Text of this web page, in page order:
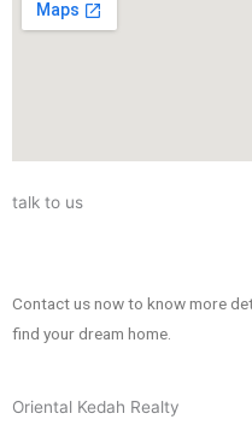
talk to us
Contact us now to know more
find your dream home.
Oriental Kedah Realty